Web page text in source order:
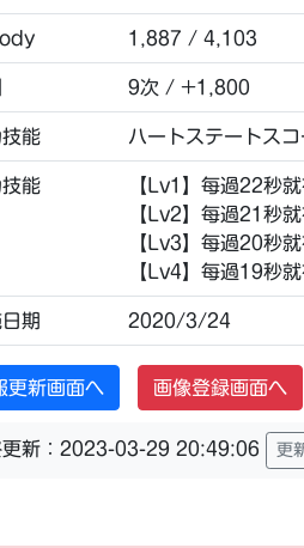
1,887 / 4,103
9次 / +1,800
能 ハートステートス
能
【Lv1】每過22秒
【Lv2】每過21秒
【Lv3】每過20秒
【Lv4】每過19秒
期 2020/3/24
更新画面へ 画像登録画面へ
更新：2023-03-29 20:49:06 更